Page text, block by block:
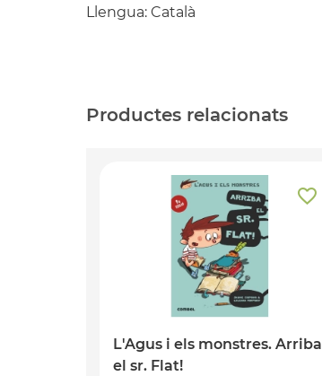
Llengua: Català
Productes relacionats
L'Agus i els monstres. Arriba
el sr. Flat!